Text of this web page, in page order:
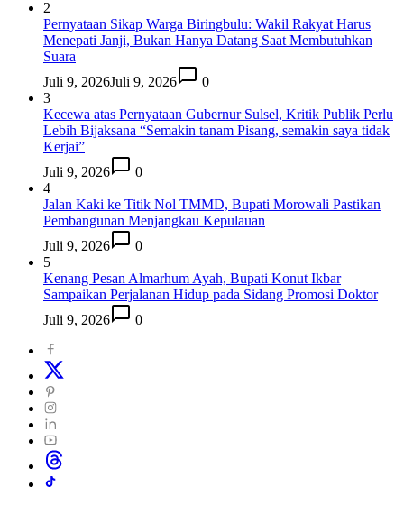
2
Pernyataan Sikap Warga Biringbulu: Wakil Rakyat Harus
Menepati Janji, Bukan Hanya Datang Saat Membutuhkan
Suara
Juli 9, 2026Juli 9, 2026
0
3
Kecewa atas Pernyataan Gubernur Sulsel, Kritik Publik Perlu
Lebih Bijaksana “Semakin tanam Pisang, semakin saya tidak
Kerjai”
Juli 9, 2026
0
4
Jalan Kaki ke Titik Nol TMMD, Bupati Morowali Pastikan
Pembangunan Menjangkau Kepulauan
Juli 9, 2026
0
5
Kenang Pesan Almarhum Ayah, Bupati Konut Ikbar
Sampaikan Perjalanan Hidup pada Sidang Promosi Doktor
Juli 9, 2026
0